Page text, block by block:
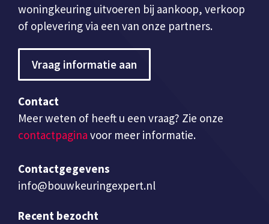
woningkeuring uitvoeren bij aankoop, verkoop
of oplevering via een van onze partners.
Vraag informatie aan
Contact
Meer weten of heeft u een vraag? Zie onze
contactpagina voor meer informatie.
Contactgegevens
info@bouwkeuringexpert.nl
Recent bezocht